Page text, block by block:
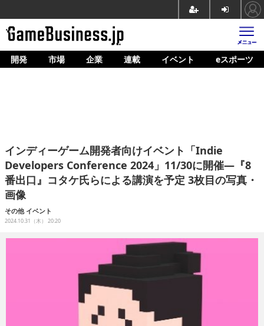
ホーム
企業動向
人材育成
産業政策
開発 市場 企業 連載 イベント eスポーツ
インディーゲーム開発者向けイベント「Indie
Developers Conference 2024」11/30に開催―『8
番出口』コタケ氏らによる講演を予定 3枚目の写真・
画像
その他 イベント
2024.10.31（木） 20:20